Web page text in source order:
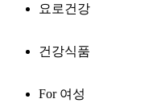
요로건강
건강식품
For 여성